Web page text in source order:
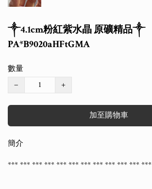
༒4.1cm粉紅紫水晶 原礦精品༒
PA*B9020aHFtGMA
數量
−
+
加至購物車
簡介
*** *** *** *** *** *** *** *** *** *** *** ***